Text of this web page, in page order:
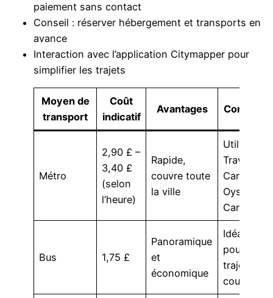
paiement sans contact
Conseil : réserver hébergement et transports en
avance
Interaction avec l’application Citymapper pour
simplifier les trajets
Moyen de
transport
Coût
indicatif
Avantages Conseils
Métro
2,90 £ –
3,40 £
(selon
l’heure)
Rapide,
couvre toute
la ville
Utiliser
Travel
Card ou
Oyster
Card
Bus 1,75 £
Panoramique
et
économique
Idéal
pour
trajets
courts